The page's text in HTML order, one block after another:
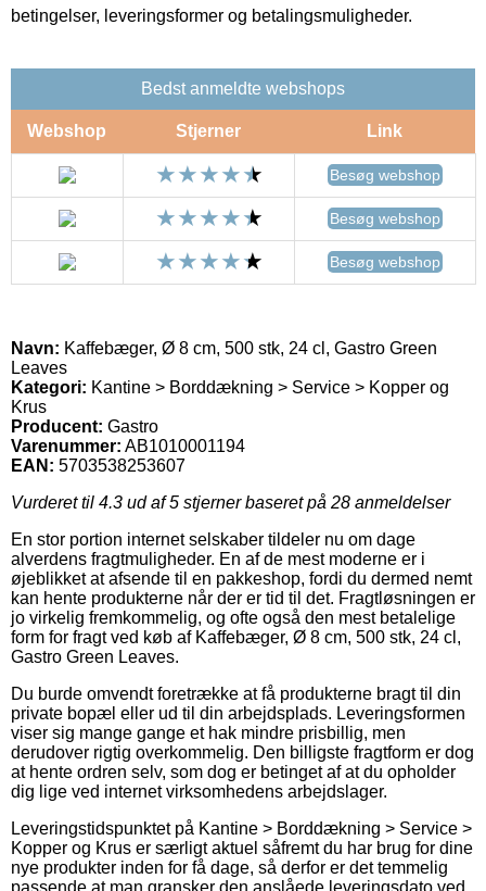
betingelser, leveringsformer og betalingsmuligheder.
Bedst anmeldte webshops
Webshop Stjerner Link
Besøg webshop
Besøg webshop
Besøg webshop
Navn: Kaffebæger, Ø 8 cm, 500 stk, 24 cl, Gastro Green
Leaves
Kategori: Kantine > Borddækning > Service > Kopper og
Krus
Producent: Gastro
Varenummer: AB1010001194
EAN: 5703538253607
Vurderet til 4.3 ud af 5 stjerner baseret på 28 anmeldelser
En stor portion internet selskaber tildeler nu om dage
alverdens fragtmuligheder. En af de mest moderne er i
øjeblikket at afsende til en pakkeshop, fordi du dermed nemt
kan hente produkterne når der er tid til det. Fragtløsningen er
jo virkelig fremkommelig, og ofte også den mest betalelige
form for fragt ved køb af Kaffebæger, Ø 8 cm, 500 stk, 24 cl,
Gastro Green Leaves.
Du burde omvendt foretrække at få produkterne bragt til din
private bopæl eller ud til din arbejdsplads. Leveringsformen
viser sig mange gange et hak mindre prisbillig, men
derudover rigtig overkommelig. Den billigste fragtform er dog
at hente ordren selv, som dog er betinget af at du opholder
dig lige ved internet virksomhedens arbejdslager.
Leveringstidspunktet på Kantine > Borddækning > Service >
Kopper og Krus er særligt aktuel såfremt du har brug for dine
nye produkter inden for få dage, så derfor er det temmelig
passende at man gransker den anslåede leveringsdato ved